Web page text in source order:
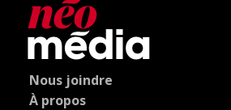
Nous joindre
À propos